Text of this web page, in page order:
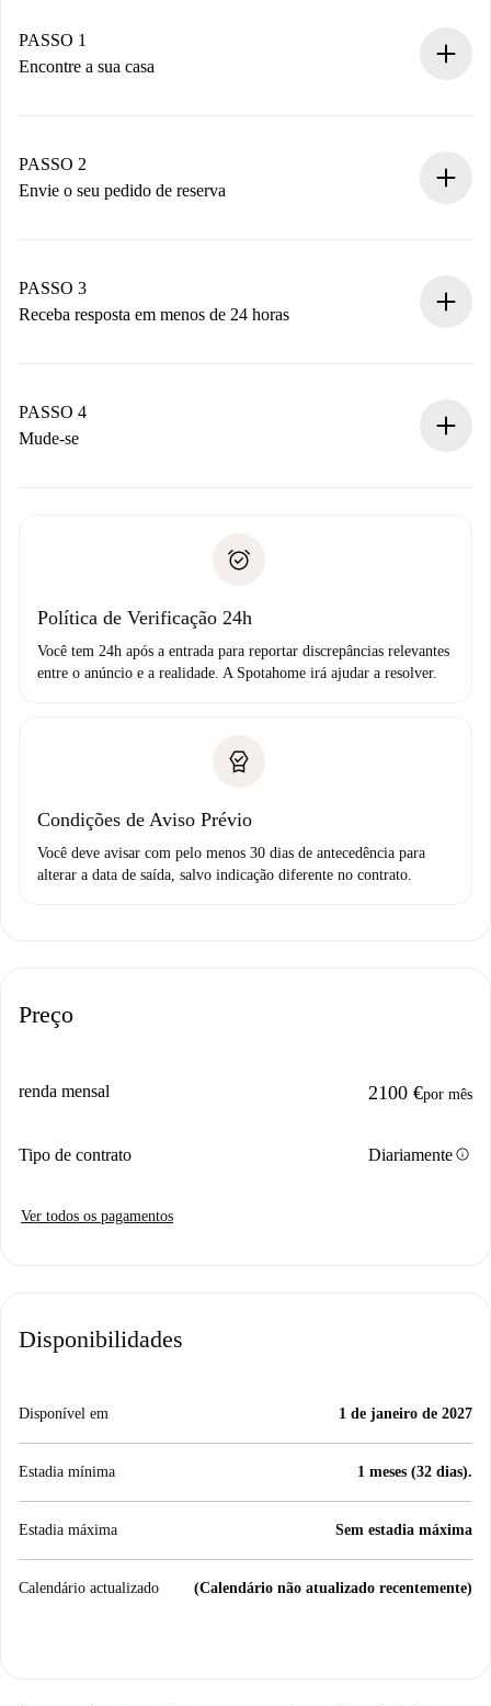
PASSO 1
Encontre a sua casa
Você tem todas as informações necessárias
antecipadamente.
PASSO 2
Envie o seu pedido de reserva
Não cobramos nada até que o proprietário confirme.
PASSO 3
Receba resposta em menos de 24 horas
proprietário.
Se recusada: não cobraremos nada e ofereceremos
Débito direto bancário
PASSO 4
Mude-se
não comunicar nenhum problema.
Política de Verificação 24h
Você tem 24h após a entrada para reportar discrepâncias relevantes
entre o anúncio e a realidade. A Spotahome irá ajudar a resolver.
Condições de Aviso Prévio
Você deve avisar com pelo menos 30 dias de antecedência para
alterar a data de saída, salvo indicação diferente no contrato.
Preço
renda mensal 2100 €por mês
Tipo de contrato Diariamenteinfo
Ver todos os pagamentos
Disponibilidades
Disponível em 1 de janeiro de 2027
Estadia mínima 1 meses (32 dias).
Estadia máxima Sem estadia máxima
Calendário actualizado (Calendário não atualizado recentemente)